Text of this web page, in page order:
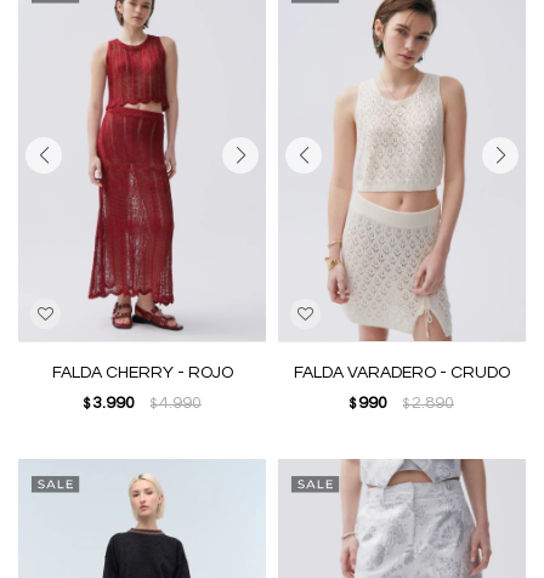
FALDA CHERRY - ROJO
$ 3.990 $4.990
FALDA VARADERO - CRUDO
$ 990 $2.890